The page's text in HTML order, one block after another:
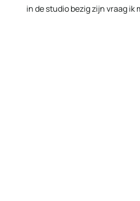
in de studio bezig zijn vraag